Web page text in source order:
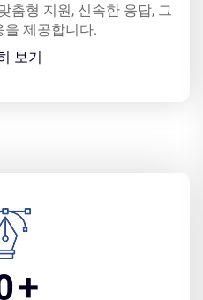
춤형 지원, 신속한 응답, 그
을 제공합니다.
보기
+